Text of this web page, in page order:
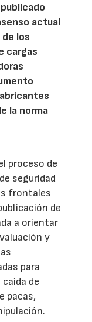
actual
los
cargas
la norma
proceso de
seguridad
frontales
de
a orientar
y
para
de
pacas,